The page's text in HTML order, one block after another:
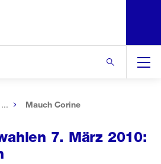
... Mauch Corine
7. März 2010: